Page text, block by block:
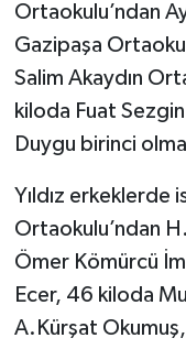
Ortaokulu’ndan
Gazipaşa
Salim Akaydın
kiloda Fuat
Duygu birinci
Yıldız erkeklerde
Ortaokulu’ndan
Ömer Kömürcü
Ecer, 46 kiloda
A.Kürşat